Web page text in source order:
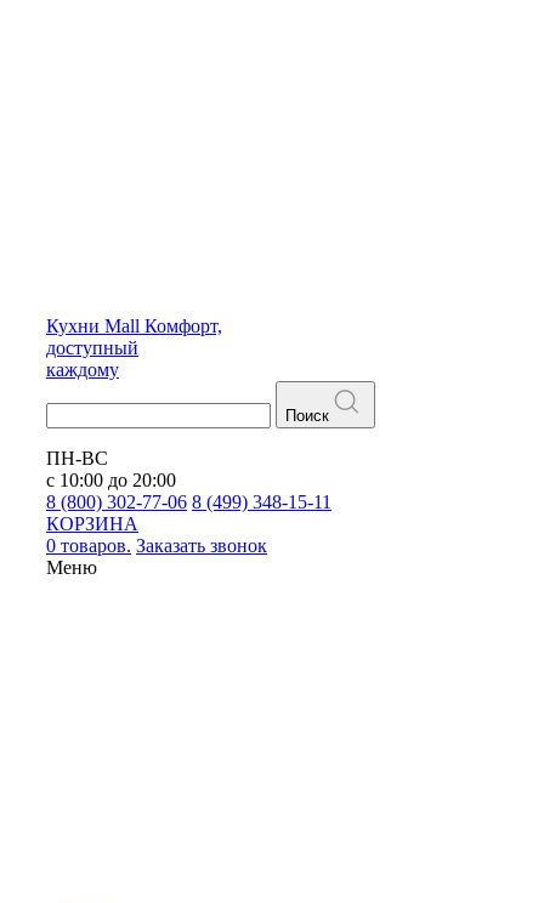
Кухни Mall Комфорт,
доступный
каждому
Поиск
ПН-ВС
с 10:00 до 20:00
8 (800) 302-77-06 8 (499) 348-15-11
КОРЗИНА
0 товаров. Заказать звонок
Меню